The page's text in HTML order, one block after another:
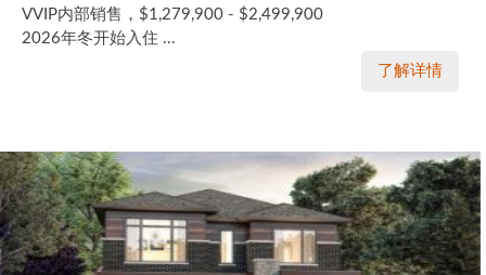
VVIP内部销售，$1,279,900 - $2,499,900
2026年冬开始入住 ...
了解详情